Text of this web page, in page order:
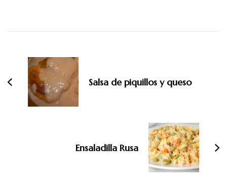
entradas
Salsa de piquillos y queso
Ensaladilla Rusa